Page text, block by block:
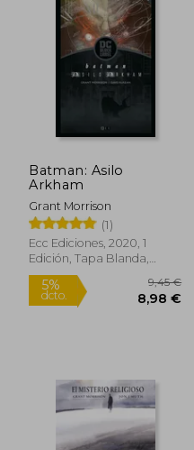
Batman: Asilo
Arkham
Grant Morrison
(1)
Ecc Ediciones, 2020, 1
Edición, Tapa Blanda,
Nuevo
5%
dcto. 8,98 €